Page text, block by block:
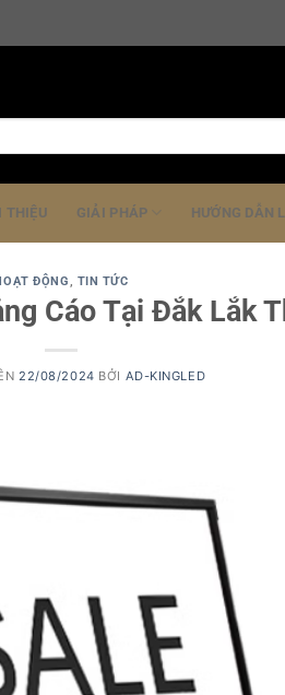
THIỆU GIẢI PHÁP HƯỚNG DẪN
ĐỘNG TIN TỨC
Cáo Tại Đắk Lắk
22/08/2024 BỞI AD-KINGLED